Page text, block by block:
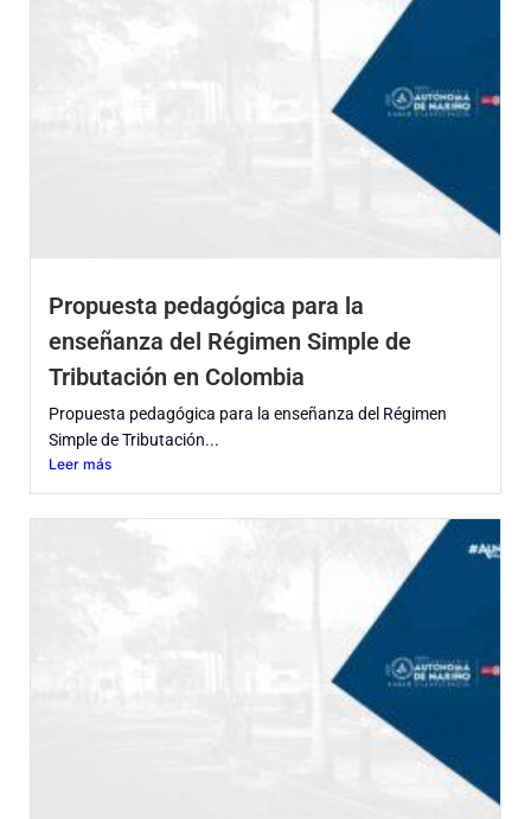
Propuesta pedagógica para la
enseñanza del Régimen Simple de
Tributación en Colombia
Propuesta pedagógica para la enseñanza del Régimen
Simple de Tributación...
Leer más